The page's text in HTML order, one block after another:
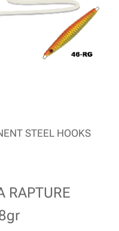
STEEL HOOKS